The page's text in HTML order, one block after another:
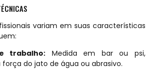
variam em suas características
trabalho: Medida em bar ou psi,
do jato de água ou abrasivo.